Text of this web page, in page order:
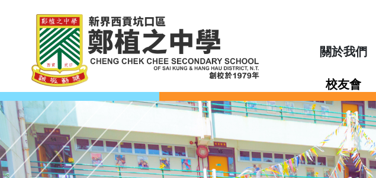
關於我們
校友會